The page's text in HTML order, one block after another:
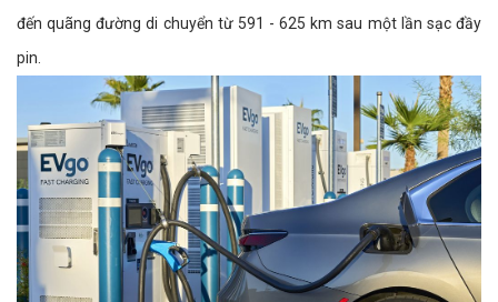
đến quãng đường di chuyển từ 591 - 625 km sau một lần sạc đầy
pin.